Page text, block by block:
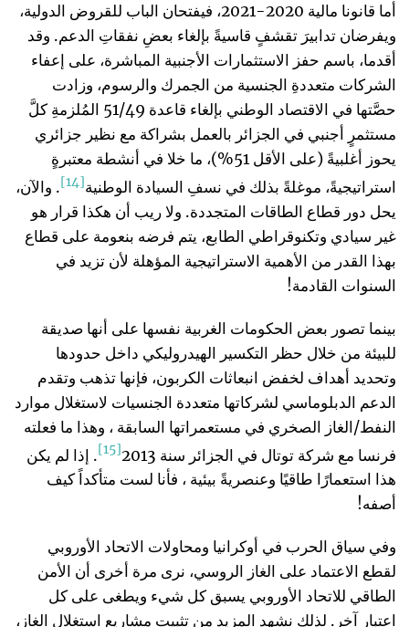
أما قانونا مالية 2020-2021، فيفتحان الباب للقروض الدولية،
ويفرضان تدابيرَ تقشفٍ قاسيةً بإلغاء بعضِ نفقاتِ الدعم. وقد
أقدما، باسم حفز الاستثمارات الأجنبية المباشرة، على إعفاء
الشركات متعددةِ الجنسية من الجمرك والرسوم، وزادت
حصَّتها في الاقتصاد الوطني بإلغاء قاعدة 51/49 المُلزمةِ كلَّ
مستثمرٍ أجنبي في الجزائر بالعمل بشراكة مع نظير جزائري
يحوز أغلبيةً (على الأقل 51%)، ما خلا في أنشطة معتبرةٍ
استراتيجيةً، موغلةً بذلك في نسفِ السيادة الوطنية[14]
. والآن،
يحل دور قطاع الطاقات المتجددة. ولا ريب أن هكذا قرار هو
غير سيادي وتكنوقراطي الطابع، يتم فرضه بنعومة على قطاع
بهذا القدر من الأهمية الاستراتيجية المؤهلة لأن تزيد في
السنوات القادمة!
بينما تصور بعض الحكومات الغربية نفسها على أنها صديقة
للبيئة من خلال حظر التكسير الهيدروليكي داخل حدودها
وتحديد أهداف لخفض انبعاثات الكربون، فإنها تذهب وتقدم
الدعم الدبلوماسي لشركاتها متعددة الجنسيات لاستغلال موارد
النفط/الغاز الصخري في مستعمراتها السابقة ، وهذا ما فعلته
فرنسا مع شركة توتال في الجزائر سنة 2013
[15]
. إذا لم يكن
هذا استعمارًا طاقيًا وعنصريةً بيئية ، فأنا لست متأكداً كيف
أصفه!
وفي سياق الحرب في أوكرانيا ومحاولات الاتحاد الأوروبي
لقطع الاعتماد على الغاز الروسي، نرى مرة أخرى أن الأمن
الطاقي للاتحاد الأوروبي يسبق كل شيء ويطغى على كل
اعتبار آخر. لذلك نشهد المزيد من تثبيت مشاريع استغلال الغاز،